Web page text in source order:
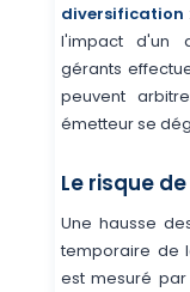
diversification
l'impact d'un
gérants
peuvent
émetteur se
Le risque
Une hausse
temporaire de
est mesuré par